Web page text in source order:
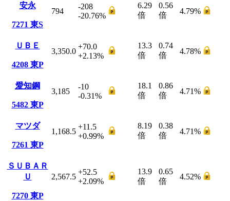
安永
7271 東S
794
-208
-20.76%
6.29
倍
0.56
倍
4.79%
ＵＢＥ
4208 東P
3,350.0
+70.0
+2.13%
13.3
倍
0.74
倍
4.78%
愛知鋼
5482 東P
3,185
-10
-0.31%
18.1
倍
0.86
倍
4.71%
マツダ
7261 東P
1,168.5
+11.5
+0.99%
8.19
倍
0.38
倍
4.71%
ＳＵＢＡＲ
Ｕ
7270 東P
2,567.5
+52.5
+2.09%
13.9
倍
0.65
倍
4.52%